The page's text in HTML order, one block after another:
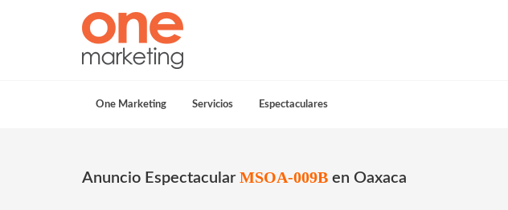
One Marketing Servicios Espectaculares
Anuncio Espectacular MSOA-009B en Oaxaca